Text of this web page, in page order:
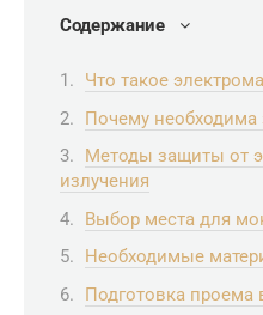
Содержание
Что такое
Почему
Методы защиты от
излучения
Выбор места для
Необходимые
Подготовка проема